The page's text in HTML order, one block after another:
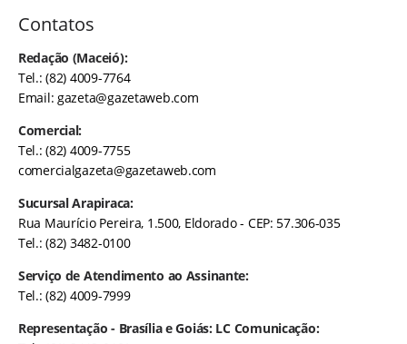
Contatos
Redação (Maceió):
Tel.: (82) 4009-7764
Email:gazeta@gazetaweb.com
Comercial:
Tel.: (82) 4009-7755
comercialgazeta@gazetaweb.com
Sucursal Arapiraca:
Rua Maurício Pereira, 1.500, Eldorado - CEP: 57.306-035
Tel.: (82) 3482-0100
Serviço de Atendimento ao Assinante:
Tel.: (82) 4009-7999
Representação - Brasília e Goiás: LC Comunicação: